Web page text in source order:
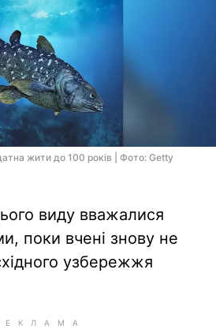
жити до 100 років | Фото: Getty
виду вважалися
поки вчені знову не
узбережжя